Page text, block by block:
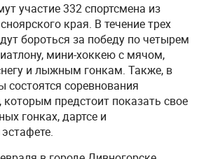
участие 332 спортсмена из
края. В течение трех
бороться за победу по четырем
мини-хоккею с мячом,
и лыжным гонкам. Также, в
соревнования
предстоит показать свое
гонках, дартсе и